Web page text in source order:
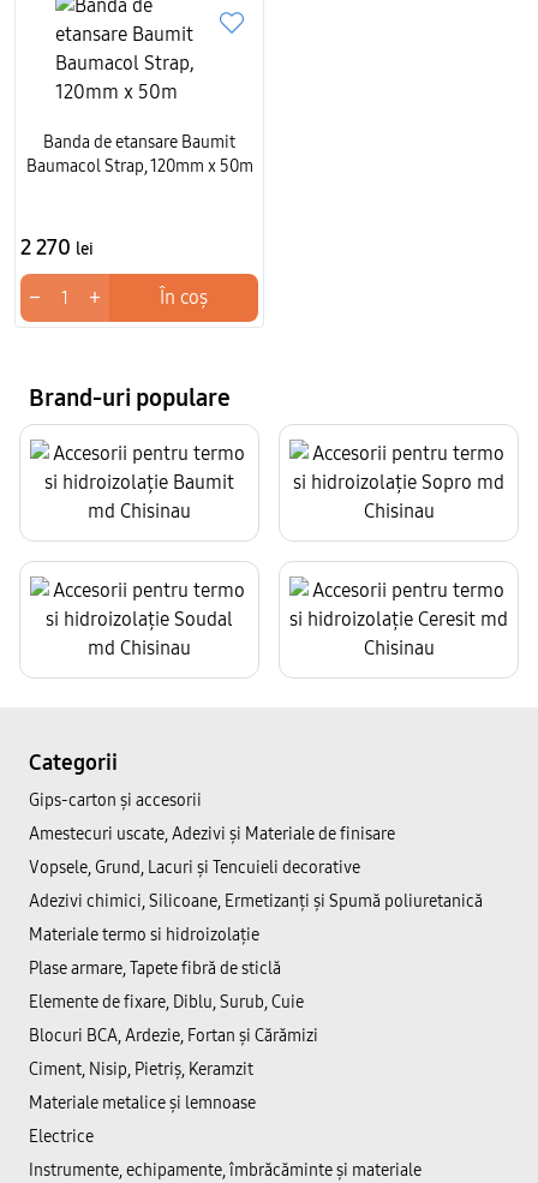
Banda de etansare Baumit
Baumacol Strap, 120mm x 50m
2 270 lei
− + În coș
Brand-uri populare
Categorii
Gips-carton și accesorii
Amestecuri uscate, Adezivi şi Materiale de finisare
Vopsele, Grund, Lacuri și Tencuieli decorative
Adezivi chimici, Silicoane, Ermetizanți și Spumă poliuretanică
Materiale termo si hidroizolație
Plase armare, Tapete fibră de sticlă
Elemente de fixare, Diblu, Surub, Cuie
Blocuri BCA, Ardezie, Fortan și Cărămizi
Ciment, Nisip, Pietriș, Keramzit
Materiale metalice și lemnoase
Electrice
Instrumente, echipamente, îmbrăcăminte și materiale